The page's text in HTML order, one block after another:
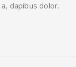
dapibus dolor.